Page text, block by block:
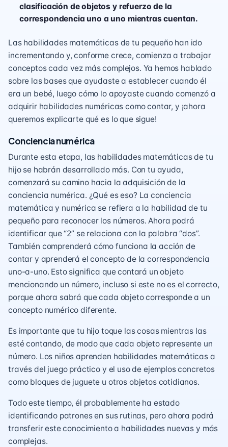
clasificación de objetos y refuerzo de la
correspondencia uno a uno mientras cuentan.
Las habilidades matemáticas de tu pequeño han ido
incrementando y, conforme crece, comienza a trabajar
conceptos cada vez más complejos. Ya hemos hablado
sobre las bases que ayudaste a establecer cuando él
era un bebé, luego cómo lo apoyaste cuando comenzó a
adquirir habilidades numéricas como contar, y ¡ahora
queremos explicarte qué es lo que sigue!
Conciencia numérica
Durante esta etapa, las habilidades matemáticas de tu
hijo se habrán desarrollado más. Con tu ayuda,
comenzará su camino hacia la adquisición de la
conciencia numérica. ¿Qué es eso? La conciencia
matemática y numérica se refiera a la habilidad de tu
pequeño para reconocer los números. Ahora podrá
identificar que “2” se relaciona con la palabra “dos”.
También comprenderá cómo funciona la acción de
contar y aprenderá el concepto de la correspondencia
uno-a-uno. Esto significa que contará un objeto
mencionando un número, incluso si este no es el correcto,
porque ahora sabrá que cada objeto corresponde a un
concepto numérico diferente.
Es importante que tu hijo toque las cosas mientras las
esté contando, de modo que cada objeto represente un
número. Los niños aprenden habilidades matemáticas a
través del juego práctico y el uso de ejemplos concretos
como bloques de juguete u otros objetos cotidianos.
Todo este tiempo, él probablemente ha estado
identificando patrones en sus rutinas, pero ahora podrá
transferir este conocimiento a habilidades nuevas y más
complejas.